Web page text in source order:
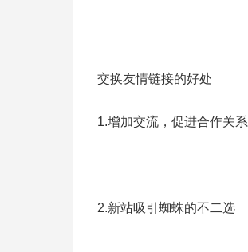
交换友情链接的好处
1.增加交流，促进合作关系
2.新站吸引蜘蛛的不二选